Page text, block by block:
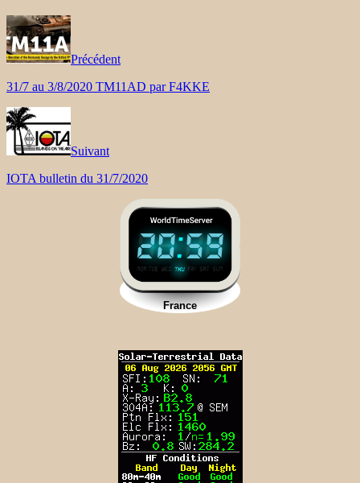
Précédent
31/7 au 3/8/2020 TM11AD par F4KKE
Suivant
IOTA bulletin du 31/7/2020